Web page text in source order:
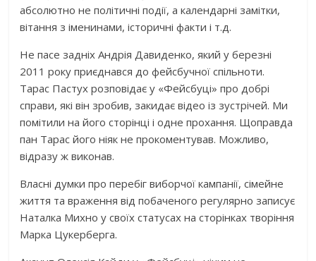
абсолютно не політичні події, а календарні замітки,
вітання з іменинами, історичні факти і т.д.
Не пасе задніх Андрія Давиденко, який у березні
2011 року приєднався до фейсбучної спільноти.
Тарас Пастух розповідає у «Фейсбуці» про добрі
справи, які він зробив, закидає відео із зустрічей. Ми
помітили на його сторінці і одне прохання. Щоправда
пан Тарас його ніяк не прокоментував. Можливо,
відразу ж виконав.
Власні думки про перебіг виборчої кампанії, сімейне
життя та враження від побаченого регулярно записує
Наталка Михно у своїх статусах на сторінках творіння
Марка Цукерберга.